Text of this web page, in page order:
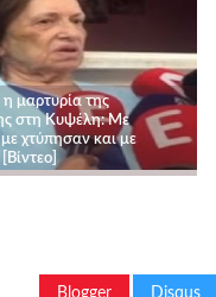
η μαρτυρία της
στη Κυψέλη: Με
χτύπησαν και με
Blogger Disqus